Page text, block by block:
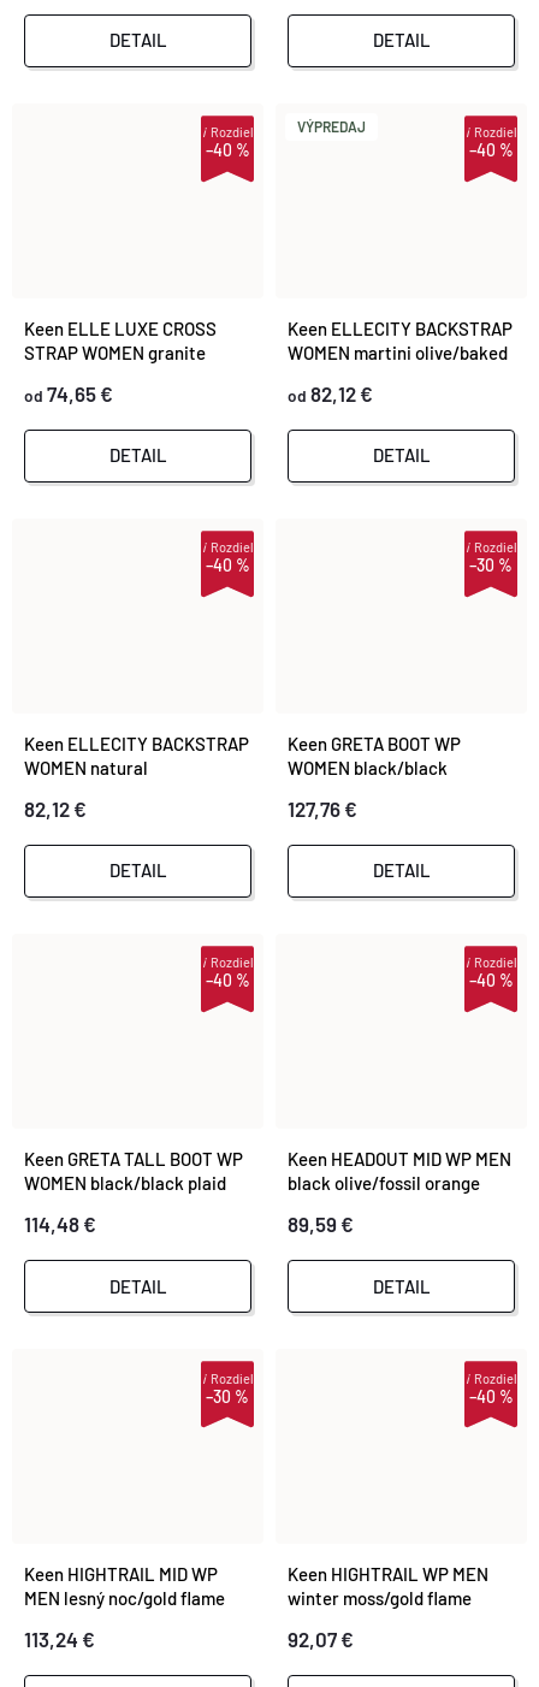
DETAIL DETAIL
–40 %
iRozdiel
Keen ELLE LUXE CROSS
STRAP WOMEN granite
od 74,65 €
DETAIL
VÝPREDAJ
–40 %
iRozdiel
Keen ELLECITY BACKSTRAP
WOMEN martini olive/baked
od 82,12 €
DETAIL
–40 %
iRozdiel
Keen ELLECITY BACKSTRAP
WOMEN natural
82,12 €
DETAIL
–30 %
iRozdiel
Keen GRETA BOOT WP
WOMEN black/black
127,76 €
DETAIL
–40 %
iRozdiel
Keen GRETA TALL BOOT WP
WOMEN black/black plaid
114,48 €
DETAIL
–40 %
iRozdiel
Keen HEADOUT MID WP MEN
black olive/fossil orange
89,59 €
DETAIL
–30 %
iRozdiel
Keen HIGHTRAIL MID WP
MEN lesný noc/gold flame
113,24 €
–40 %
iRozdiel
Keen HIGHTRAIL WP MEN
winter moss/gold flame
92,07 €